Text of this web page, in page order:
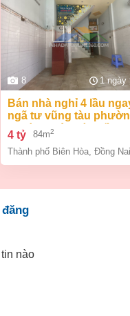
8 1
bán nhà nghỉ 4 lầu ngay
ngã tư vũng tàu
an bình biên hòa đồng
giá chỉ 4 tỷ
4 tỷ 84m2
Thành phố Biên Hòa Đồng Nai
nào